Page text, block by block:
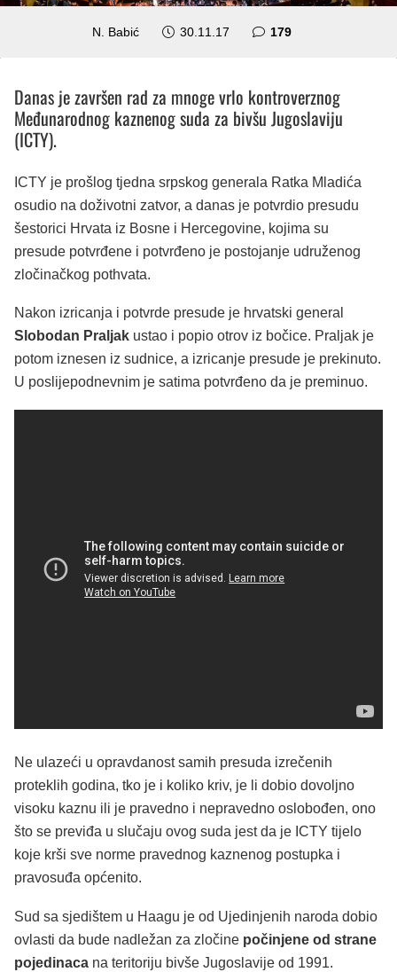
N. Babić 30.11.17 179komentara
Danas je završen rad za mnoge vrlo kontroverznog
Međunarodnog kaznenog suda za bivšu Jugoslaviju
(ICTY).
ICTY je prošlog tjedna srpskog generala Ratka Mladića
osudio na doživotni zatvor, a danas je potvrdio presudu
šestorici Hrvata iz Bosne i Hercegovine, kojima su
presude potvrđene i potvrđeno je postojanje udruženog
zločinačkog pothvata.
Nakon izricanja i potvrde presude je hrvatski general
Slobodan Praljak ustao i popio otrov iz bočice. Praljak je
potom iznesen iz sudnice, a izricanje presude je prekinuto.
U poslijepodnevnim je satima potvrđeno da je preminuo.
Ne ulazeći u opravdanost samih presuda izrečenih
proteklih godina, tko je i koliko kriv, je li dobio dovoljno
visoku kaznu ili je pravedno i nepravedno oslobođen, ono
što se previđa u slučaju ovog suda jest da je ICTY tijelo
koje krši sve norme pravednog kaznenog postupka i
pravosuđa općenito.
Sud sa sjedištem u Haagu je od Ujedinjenih naroda dobio
ovlasti da bude nadležan za zločine počinjene od strane
pojedinaca na teritoriju bivše Jugoslavije od 1991.